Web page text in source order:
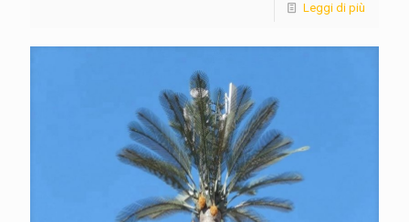
Leggi di più